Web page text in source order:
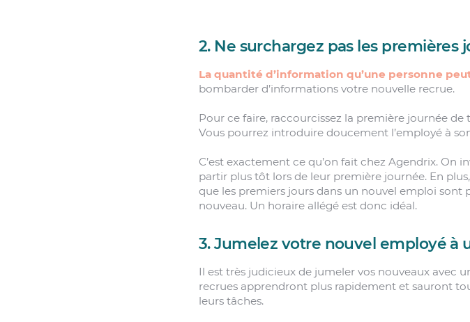
2. Ne surchargez pas les premières
La quantité d’information qu’une personne
bombarder d’informations votre nouvelle recrue.
Pour ce faire, raccourcissez la première journée
Vous pourrez introduire doucement l’employé à
C’est exactement ce qu’on fait chez Agendrix. On
partir plus tôt lors de leur première journée. En
que les premiers jours dans un nouvel emploi
nouveau. Un horaire allégé est donc idéal.
3. Jumelez votre nouvel employé à
Il est très judicieux de jumeler vos nouveaux avec
recrues apprendront plus rapidement et sauront
leurs tâches.